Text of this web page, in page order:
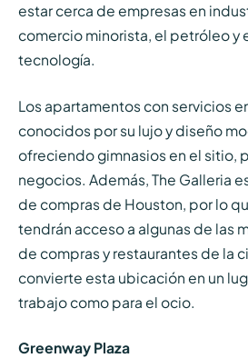
estar cerca de empresas en
comercio minorista, el petróleo y
tecnología.
Los apartamentos con servicios
conocidos por su lujo y diseño
ofreciendo gimnasios en el sitio,
negocios. Además, The Galleria
de compras de Houston, por lo
tendrán acceso a algunas de las
de compras y restaurantes de la
convierte esta ubicación en un
trabajo como para el ocio.
Greenway Plaza